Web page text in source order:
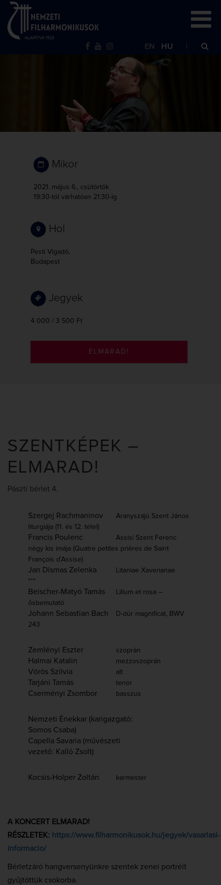
EN HU
Mikor
2021. május 6., csütörtök
19:30-tól várhatóan 21:30-ig
Hol
Pesti Vigadó,
Budapest
Jegyek
4 000 / 3 500 Ft
ELMARAD!
SZENTKÉPEK –
ELMARAD!
Pászti bérlet 4.
Szergej Rachmaninov
Aranyszájú Szent János
liturgiája (11. és 12. tétel)
Francis Poulenc
Assisi Szent Ferenc
négy kis imája (Quatre petites prières de Saint
François d’Assise)
Jan Dismas Zelenka
Litaniae Xaverianae
***
Beischer-Matyó Tamás
Lilium et rosa –
ősbemutató
Johann Sebastian Bach
D-dúr magnificat, BWV
243
Zemlényi Eszter szoprán
Halmai Katalin mezzoszoprán
Vörös Szilvia alt
Tarjáni Tamás tenor
Cserményi Zsombor basszus
Nemzeti Énekkar (karigazgató:
Somos Csaba)
Capella Savaria (művészeti
vezető: Kalló Zsolt)
Kocsis-Holper Zoltán karmester
A KONCERT ELMARAD!
RÉSZLETEK: https://www.filharmonikusok.hu/jegyek/vasarlasi-
informacio/
Bérletzáró hangversenyünkre szentek zenei portréit
gyűjtöttük csokorba.